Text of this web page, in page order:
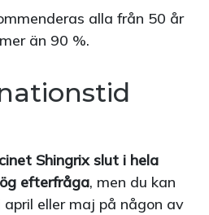
alla från 50 år
än 90 %.
Shingrix slut i hela
efterfråga, men du kan
eller maj på någon av